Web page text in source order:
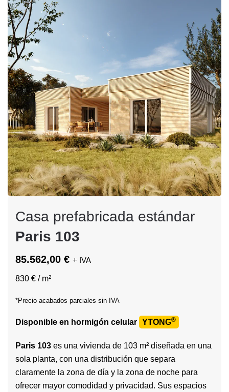
Casa prefabricada estándar
Paris 103
85.562,00 € + IVA
830 € / m²
*Precio acabados parciales sin IVA
Disponible en hormigón celular YTONG®
Paris 103 es una vivienda de 103 m² diseñada en una
sola planta, con una distribución que separa
claramente la zona de día y la zona de noche para
ofrecer mayor comodidad y privacidad. Sus espacios